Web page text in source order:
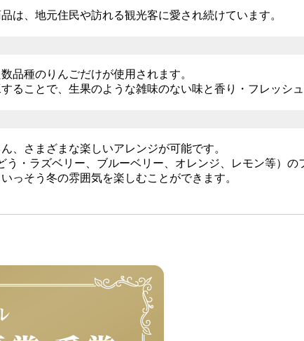
は、地元住民や訪れる観光客に愛され続けています。
品種のりんごだけが使用されます。
ることで、生果のような雑味のない味と香り・フレッシ
、さまざまな楽しいアレンジが可能です。
・ラズベリー、ブルーベリー、オレンジ、レモン等）
っそう冬の雰囲気を楽しむことができます。